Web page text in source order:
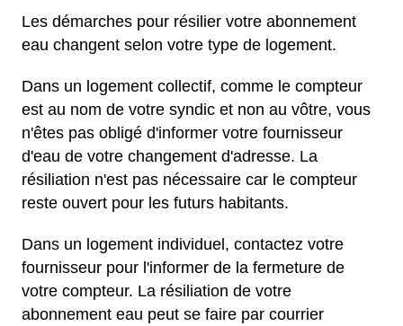
Les démarches pour résilier votre abonnement
eau changent selon votre type de logement.
Dans un logement collectif, comme le compteur
est au nom de votre syndic et non au vôtre, vous
n'êtes pas obligé d'informer votre fournisseur
d'eau de votre changement d'adresse. La
résiliation n'est pas nécessaire car le compteur
reste ouvert pour les futurs habitants.
Dans un logement individuel, contactez votre
fournisseur pour l'informer de la fermeture de
votre compteur. La résiliation de votre
abonnement eau peut se faire par courrier